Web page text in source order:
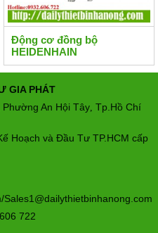
Động cơ đồng bộ
HEIDENHAIN
GIA PHÁT
An Hội Tây Tp.Hồ Chí
Hoạch và Đầu Tư TP.HCM cấp
722